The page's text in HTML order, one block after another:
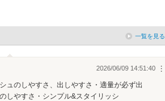
一覧を見る
︙
2026/06/09 14:51:40
ュのしやすさ、出しやすさ・適量が必ず出
しやすさ・シンプル&スタイリッシ